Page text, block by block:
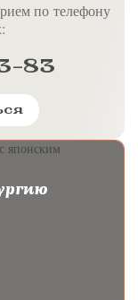
по телефону
83